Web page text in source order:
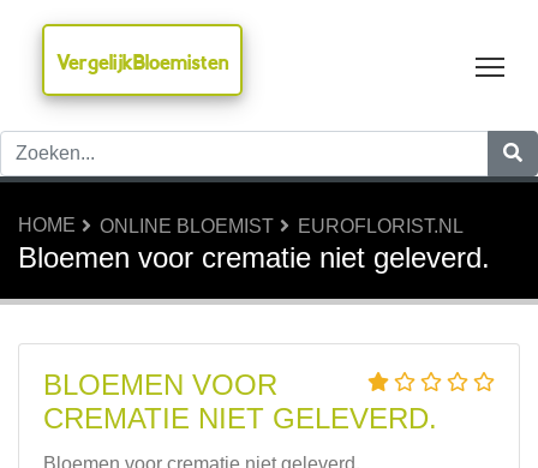
VergelijkBloemisten
HOME ONLINE BLOEMIST EUROFLORIST.NL
Bloemen voor crematie niet geleverd.
BLOEMEN VOOR
CREMATIE NIET GELEVERD.
Bloemen voor crematie niet geleverd.